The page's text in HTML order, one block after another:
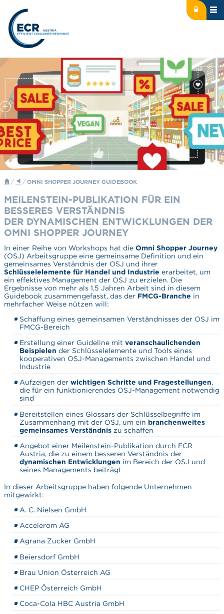
Logo: ECR Austria Icon:
/ / OMNI SHOPPER JOURNEY GUIDEBOOK
MEILENSTEIN-PUBLIKATION FÜR EIN
BESSERES VERSTÄNDNIS
DER DYNAMISCHEN ENTWICKLUNGEN DER
OMNI SHOPPER JOURNEY
In einer Reihe von Workshops hat dieOmni Shopper Journey
(OSJ) Arbeitsgruppe eine gemeinsame Definition und ein
gemeinsames Verständnis der OSJ und ihrer
Schlüsselelemente für Handel und Industrie erarbeitet, um
ein effektives Management der OSJ zu erzielen. Die
Ergebnisse von mehr als 1,5 Jahren Arbeit sind in diesem
Guidebook zusammengefasst, das der FMCG-Branche in
mehrfacher Weise nützen will:
Schaffung eines gemeinsamen Verständnisses der OSJ im
FMCG-Bereich
Erstellung einer Guideline mit veranschaulichenden
Beispielen der Schlüsselelemente und Tools eines
kooperativen OSJ-Managements zwischen Handel und
Industrie
Aufzeigen der wichtigen Schritte und Fragestellungen,
die für ein funktionierendes OSJ-Management notwendig
sind
Bereitstellen eines Glossars der Schlüsselbegriffe im
Zusammenhang mit der OSJ, um ein branchenweites
gemeinsames Verständnis zu schaffen
Angebot einer Meilenstein-Publikation durch ECR
Austria, die zu einem besseren Verständnis der
dynamischen Entwicklungen im Bereich der OSJ und
seines Managements beiträgt
In dieser Arbeitsgruppe haben folgende Unternehmen
mitgewirkt:
A. C. Nielsen GmbH
Accelerom AG
Agrana Zucker GmbH
Beiersdorf GmbH
Brau Union Österreich AG
CHEP Österreich GmbH
Coca-Cola HBC Austria GmbH